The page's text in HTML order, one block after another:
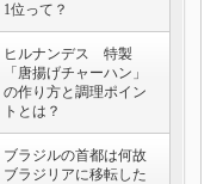
1位って？
ヒルナンデス 特製
「唐揚げチャーハン」
の作り方と調理ポイン
トとは？
ブラジルの首都は何故
ブラジリアに移転した